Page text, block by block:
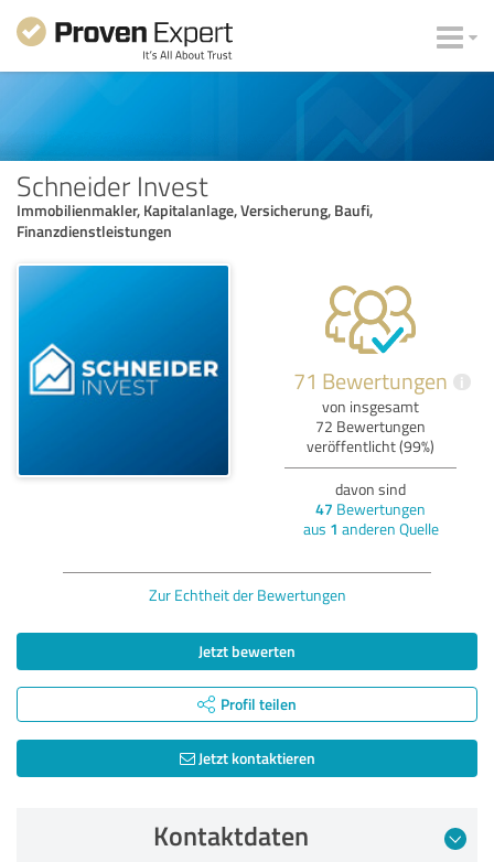
Schneider Invest
Immobilienmakler, Kapitalanlage, Versicherung, Baufi,
Finanzdienstleistungen
71 Bewertungen i
von insgesamt
72 Bewertungen
veröffentlicht (99%)
davon sind
47 Bewertungen
aus 1 anderen Quelle
Zur Echtheit der Bewertungen
Jetzt bewerten
Profil teilen
Jetzt kontaktieren
Kontaktdaten